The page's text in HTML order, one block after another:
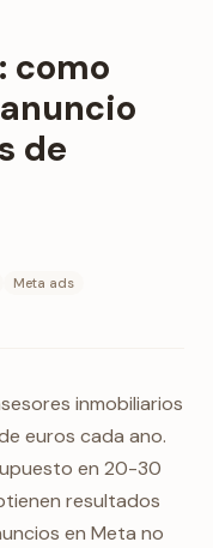
como
de
Meta ads
inmobiliarios
euros cada ano.
en 20-30
resultados
en Meta no